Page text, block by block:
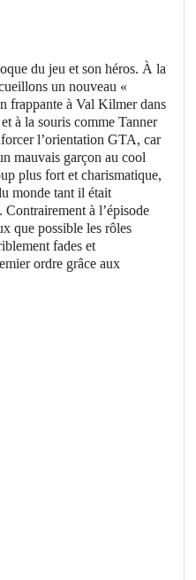
du jeu et son héros. À la
un nouveau «
frappante à Val Kilmer dans
à la souris comme Tanner
l’orientation GTA, car
mauvais garçon au cool
plus fort et charismatique,
monde tant il était
Contrairement à l’épisode
que possible les rôles
fades et
ordre grâce aux